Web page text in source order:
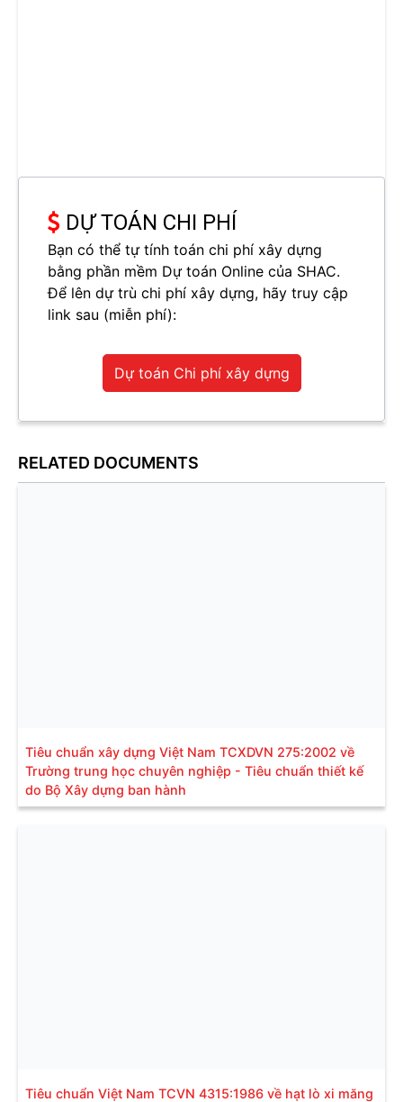
DỰ TOÁN CHI PHÍ
Bạn có thể tự tính toán chi phí xây dựng
bằng phần mềm Dự toán Online của SHAC.
Để lên dự trù chi phí xây dựng, hãy truy cập
link sau (miễn phí):
Dự toán Chi phí xây dựng
RELATED DOCUMENTS
Tiêu chuẩn xây dựng Việt Nam TCXDVN 275:2002 về
Trường trung học chuyên nghiệp - Tiêu chuẩn thiết kế
do Bộ Xây dựng ban hành
Tiêu chuẩn Việt Nam TCVN 4315:1986 về hạt lò xi măng